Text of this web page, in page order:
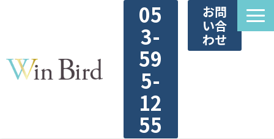
05
3-
59
5-
12
55
お問
い合
わせ